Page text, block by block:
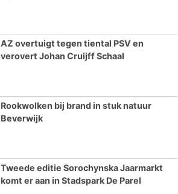
AZ overtuigt tegen tiental PSV en
verovert Johan Cruijff Schaal
Rookwolken bij brand in stuk natuur
Beverwijk
Tweede editie Sorochynska Jaarmarkt
komt er aan in Stadspark De Parel